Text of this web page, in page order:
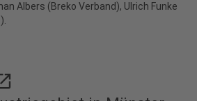
Albers (Breko Verband), Ulrich Funke